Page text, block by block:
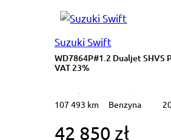
Suzuki Swift
WD7864P#1.2 Dualjet SHVS
VAT 23%
107 493 km Benzyna
42 850 zł